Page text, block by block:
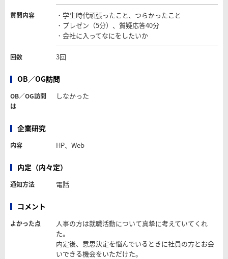
質問内容
・学生時代頑張ったこと、つらかったこと
・プレゼン（5分）、質疑応答40分
・会社に入ってなにをしたいか
回数 3回
OB／OG訪問
OB／OG訪問
は
しなかった
企業研究
内容 HP、Web
内定（内々定）
通知方法 電話
コメント
よかった点
人事の方は就職活動について真摯に考えていてくれ
た。
内定後、意思決定を悩んでいるときに社員の方とお会
いできる機会をいただけた。